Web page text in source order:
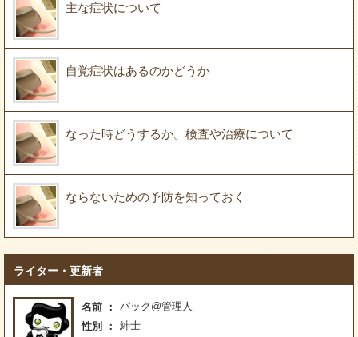
主な症状について
自覚症状はあるのかどうか
なった時どうするか。検査や治療について
ならないための予防を知っておく
ライター・更新者
名前
パック@管理人
性別
紳士